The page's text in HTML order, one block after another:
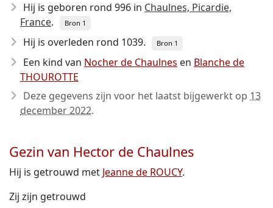
Hij is geboren rond 996 in Chaulnes, Picardie,
France. Bron 1
Hij is overleden rond 1039. Bron 1
Een kind van Nocher de Chaulnes en Blanche de
THOUROTTE
Deze gegevens zijn voor het laatst bijgewerkt op 13
december 2022.
Gezin van Hector de Chaulnes
Hij is getrouwd met Jeanne de ROUCY.
Zij zijn getrouwd